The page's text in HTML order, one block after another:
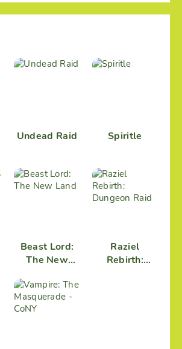
Undead Raid Spiritle
Beast Lord:
The New
Raziel
Rebirth: